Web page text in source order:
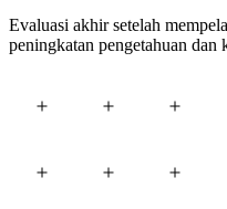
Evaluasi akhir setelah
peningkatan pengetahuan dan